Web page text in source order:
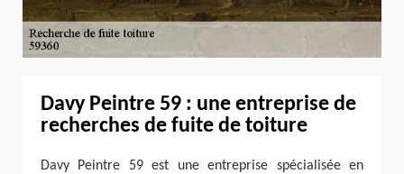
Davy Peintre 59 : une entreprise de
recherches de fuite de toiture
Davy Peintre 59 est une entreprise spécialisée en